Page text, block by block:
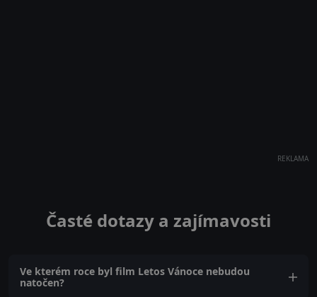
REKLAMA
Časté dotazy a zajímavosti
Ve kterém roce byl film Letos Vánoce nebudou
natočen?